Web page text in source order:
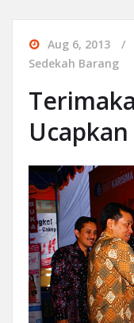
Aug 6, 2013
Sedekah Barang